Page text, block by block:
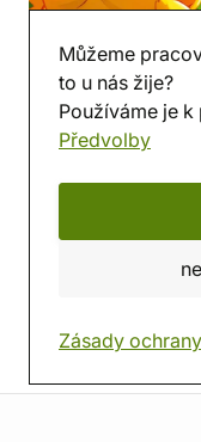
Kouzlo
grading
Chceš vědět, jak
rozhoduje o PSA
4. 6. 2026
Dvě
Můžeme
to u nás žije?
Používáme je
Předvolby
Zásady